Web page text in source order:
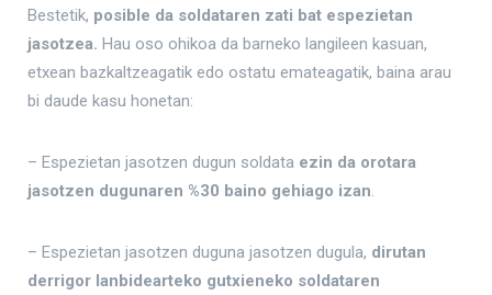
Bestetik, posible da soldataren zati bat espezietan
jasotzea. Hau oso ohikoa da barneko langileen kasuan,
etxean bazkaltzeagatik edo ostatu emateagatik, baina arau
bi daude kasu honetan:
– Espezietan jasotzen dugun soldata ezin da orotara
jasotzen dugunaren %30 baino gehiago izan.
– Espezietan jasotzen duguna jasotzen dugula, dirutan
derrigor lanbidearteko gutxieneko soldataren